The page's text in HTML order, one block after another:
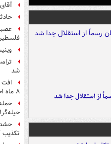
از استقلال جدا شد
شد
افت
۸ ماه اخیر
حیله‌گر!
تکذیب